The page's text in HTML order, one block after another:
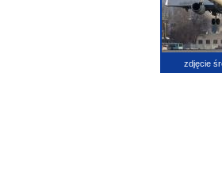
zdjęcie